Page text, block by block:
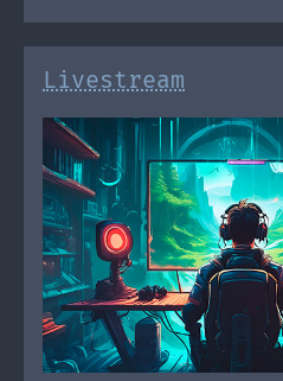
Livestream